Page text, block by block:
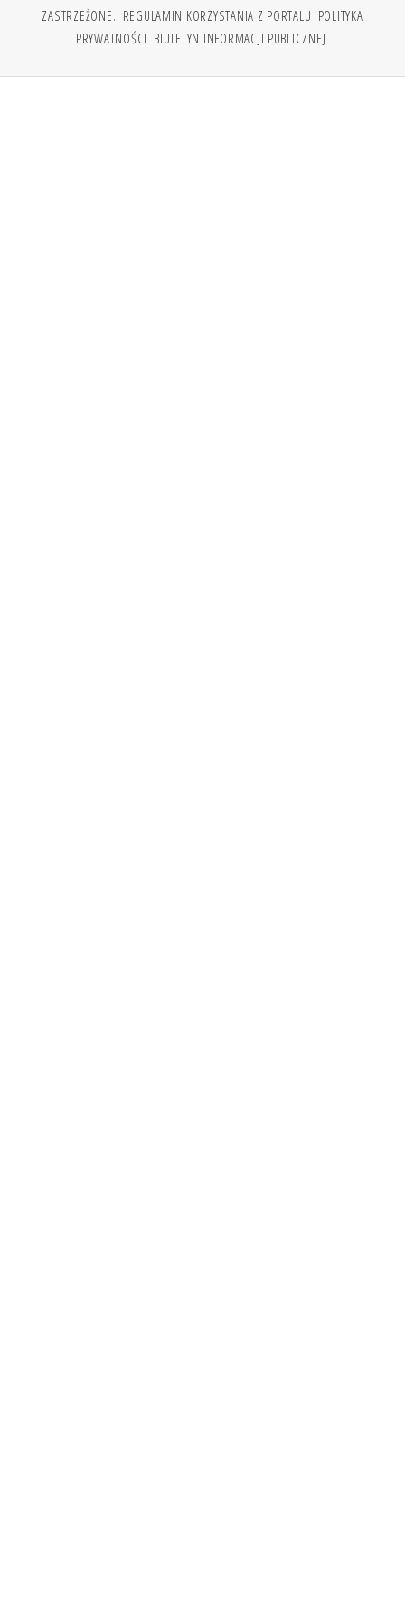
ZASTRZEŻONE. REGULAMIN KORZYSTANIA Z PORTALU POLITYKA
PRYWATNOŚCI BIULETYN INFORMACJI PUBLICZNEJ